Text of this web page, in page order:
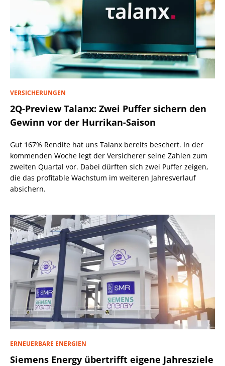
VERSICHERUNGEN
2Q-Preview Talanx: Zwei Puffer sichern den
Gewinn vor der Hurrikan-Saison
Gut 167% Rendite hat uns Talanx bereits beschert. In der
kommenden Woche legt der Versicherer seine Zahlen zum
zweiten Quartal vor. Dabei dürften sich zwei Puffer zeigen,
die das profitable Wachstum im weiteren Jahresverlauf
absichern.
ERNEUERBARE ENERGIEN
Siemens Energy übertrifft eigene Jahresziele